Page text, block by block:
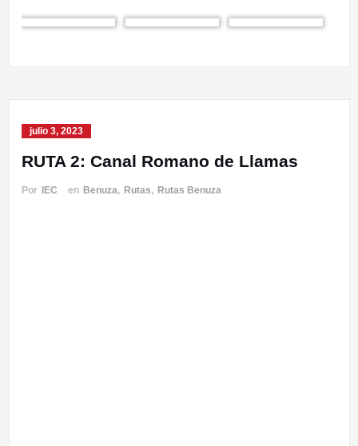
julio 3, 2023
RUTA 2: Canal Romano de Llamas
Por IEC en Benuza, Rutas, Rutas Benuza